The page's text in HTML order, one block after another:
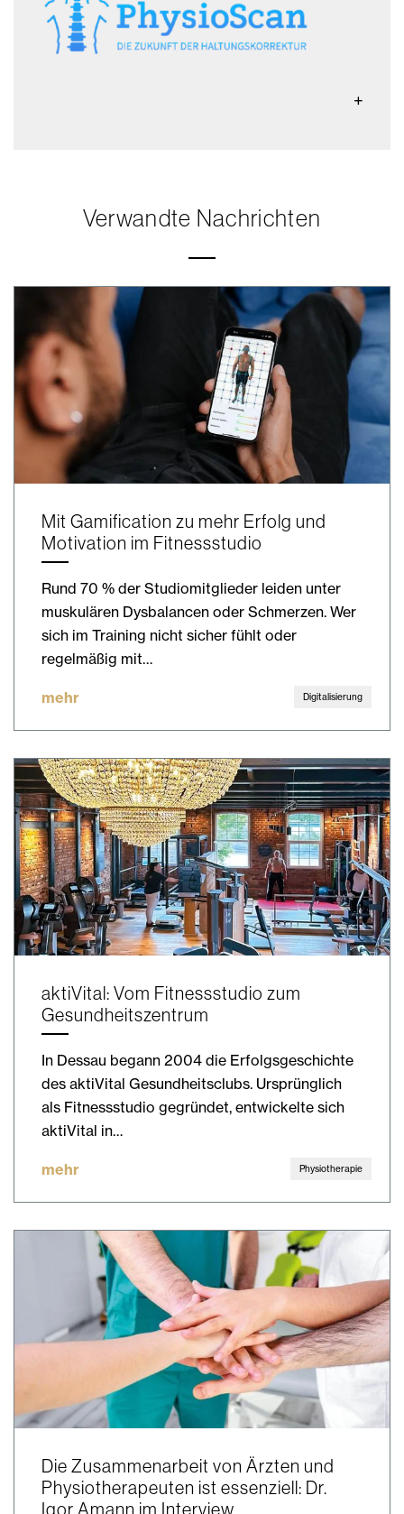
Verwandte Nachrichten
Mit Gamification zu mehr Erfolg und
Motivation im Fitnessstudio
Rund 70 % der Studiomitglieder leiden unter
muskulären Dysbalancen oder Schmerzen. Wer
sich im Training nicht sicher fühlt oder
regelmäßig mit…
mehr Digitalisierung
aktiVital: Vom Fitnessstudio zum
Gesundheitszentrum
In Dessau begann 2004 die Erfolgsgeschichte
des aktiVital Gesundheitsclubs. Ursprünglich
als Fitnessstudio gegründet, entwickelte sich
aktiVital in…
mehr Physiotherapie
Die Zusammenarbeit von Ärzten und
Physiotherapeuten ist essenziell: Dr.
Igor Amann im Interview